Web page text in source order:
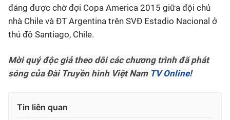
đáng được chờ đợi Copa America 2015 giữa đội chủ
nhà Chile và ĐT Argentina trên SVĐ Estadio Nacional ở
thủ đô Santiago, Chile.
Mời quý độc giả theo dõi các chương trình đã phát
sóng của Đài Truyền hình Việt Nam TV Online!
Tin liên quan